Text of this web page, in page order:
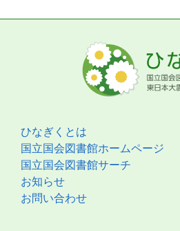
ひなぎくとは
国立国会図書館ホームページ
国立国会図書館サーチ
お知らせ
お問い合わせ